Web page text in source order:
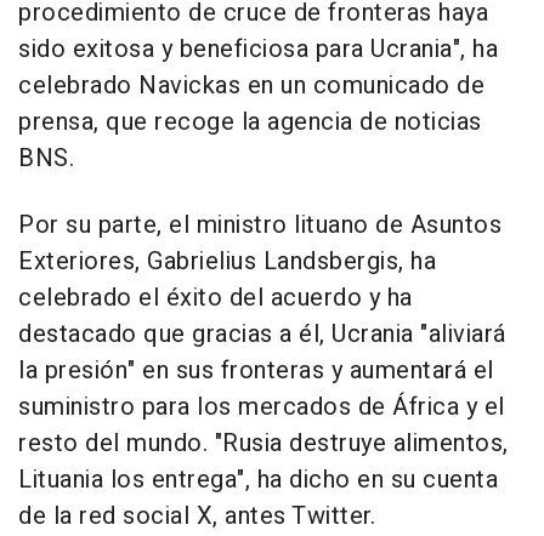
procedimiento de cruce de fronteras haya
sido exitosa y beneficiosa para Ucrania", ha
celebrado Navickas en un comunicado de
prensa, que recoge la agencia de noticias
BNS.
Por su parte, el ministro lituano de Asuntos
Exteriores, Gabrielius Landsbergis, ha
celebrado el éxito del acuerdo y ha
destacado que gracias a él, Ucrania "aliviará
la presión" en sus fronteras y aumentará el
suministro para los mercados de África y el
resto del mundo. "Rusia destruye alimentos,
Lituania los entrega", ha dicho en su cuenta
de la red social X, antes Twitter.